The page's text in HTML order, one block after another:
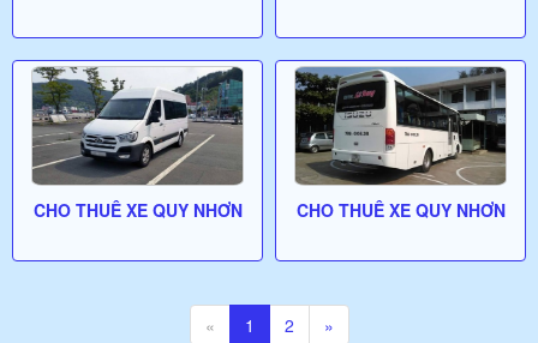
CHO THUÊ XE QUY NHƠN CHO THUÊ XE QUY NHƠN
« 1 2 »